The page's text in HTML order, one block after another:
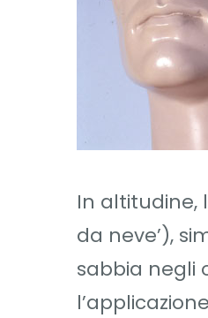
In altitudine,
da neve’),
sabbia negli